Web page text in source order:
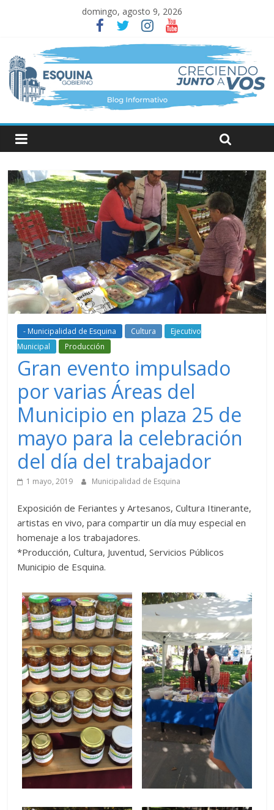
domingo, agosto 9, 2026
- Municipalidad de Esquina Cultura
Ejecutivo
Municipal
Producción
Gran evento impulsado
por varias Áreas del
Municipio en plaza 25 de
mayo para la celebración
del día del trabajador
1 mayo, 2019 Municipalidad de Esquina
Exposición de Feriantes y Artesanos, Cultura Itinerante,
artistas en vivo, para compartir un día muy especial en
homenaje a los trabajadores.
*Producción, Cultura, Juventud, Servicios Públicos
Municipio de Esquina.